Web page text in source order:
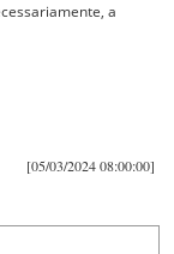
a
[05/03/2024 08:00:00]